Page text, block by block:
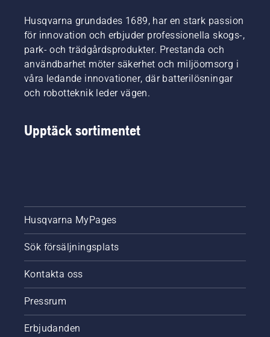
Husqvarna grundades 1689, har en stark passion
för innovation och erbjuder professionella skogs-,
park- och trädgårdsprodukter. Prestanda och
användbarhet möter säkerhet och miljöomsorg i
våra ledande innovationer, där batterilösningar
och robotteknik leder vägen.
Upptäck sortimentet
Husqvarna MyPages
Sök försäljningsplats
Kontakta oss
Pressrum
Erbjudanden